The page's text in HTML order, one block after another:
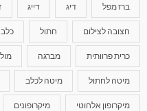
ברז מפל דיג דייג
חצובה לצילום חתול כלב
כרית פרוותית מברגה
מיטה לחתול מיטה לכלב
מיקרופון אלחוטי מיקרופונים